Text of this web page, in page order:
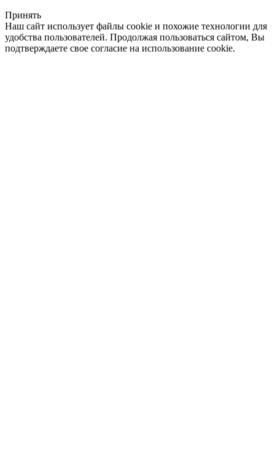
Принять
Наш сайт использует файлы cookie и похожие технологии для
удобства пользователей. Продолжая пользоваться сайтом, Вы
подтверждаете свое согласие на использование cookie.